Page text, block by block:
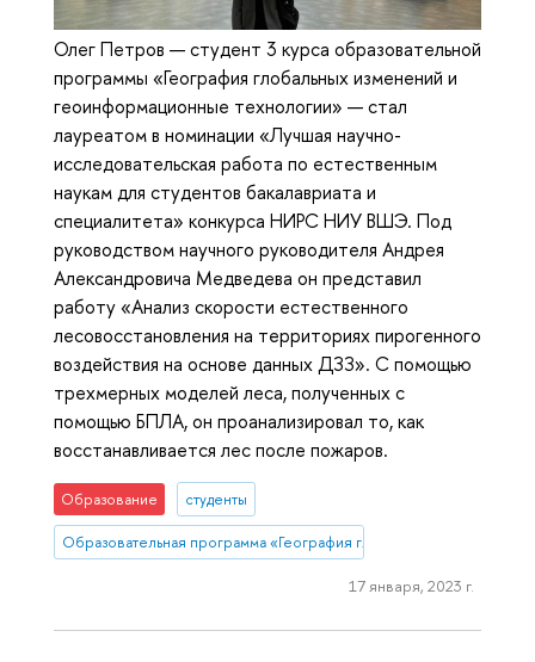
Олег Петров — студент 3 курса образовательной
программы «География глобальных изменений и
геоинформационные технологии» — стал
лауреатом в номинации «Лучшая научно-
исследовательская работа по естественным
наукам для студентов бакалавриата и
специалитета» конкурса НИРС НИУ ВШЭ. Под
руководством научного руководителя Андрея
Александровича Медведева он представил
работу «Анализ скорости естественного
лесовосстановления на территориях пирогенного
воздействия на основе данных ДЗЗ». С помощью
трехмерных моделей леса, полученных с
помощью БПЛА, он проанализировал то, как
восстанавливается лес после пожаров.
Образование студенты
Образовательная программа «География глобальных изменений
17 января, 2023 г.